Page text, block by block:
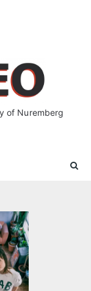
of Nuremberg